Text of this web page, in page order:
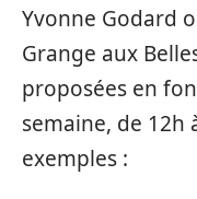
Yvonne Godard
Grange aux
proposées en
semaine, de 12h
exemples :